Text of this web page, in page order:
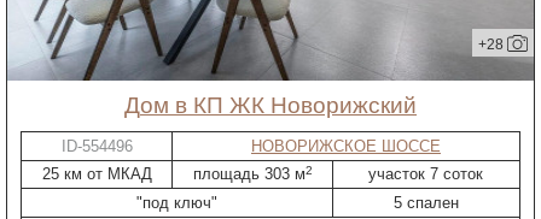
+28
дом в КП ЖК Новорижский
ID-554496
НОВОРИЖСКОЕ ШОССЕ
25 км от МКАД
площадь 303 м2
участок 7 соток
"под ключ"
5 спален